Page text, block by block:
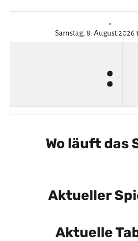
,
Samstag, 8. August 2026
:
Wo läuft das
Aktueller
Aktuelle